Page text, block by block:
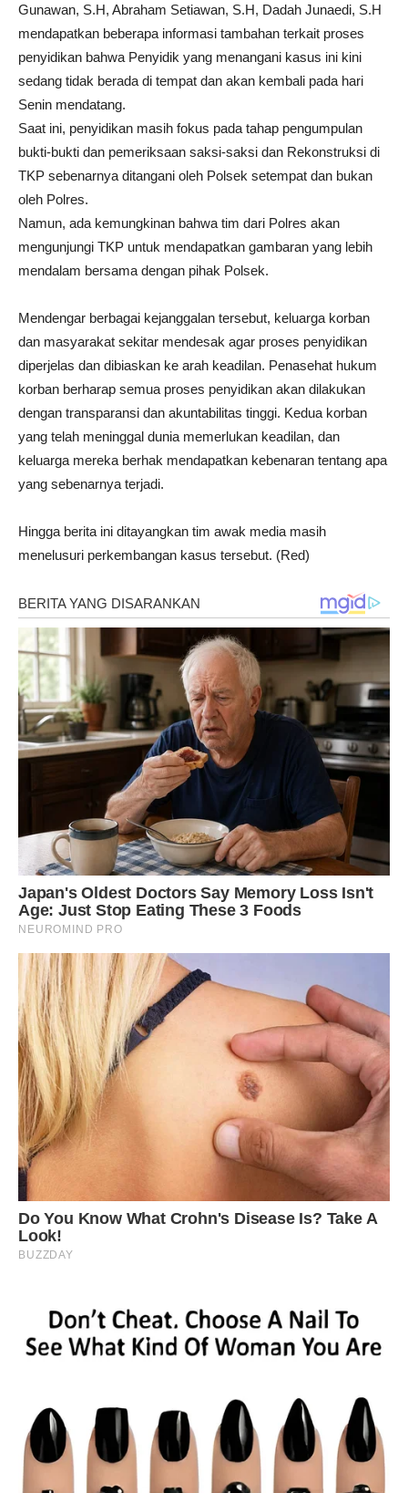
Gunawan, S.H, Abraham Setiawan, S.H, Dadah Junaedi, S.H
mendapatkan beberapa informasi tambahan terkait proses
penyidikan bahwa Penyidik yang menangani kasus ini kini
sedang tidak berada di tempat dan akan kembali pada hari
Senin mendatang.
Saat ini, penyidikan masih fokus pada tahap pengumpulan
bukti-bukti dan pemeriksaan saksi-saksi dan Rekonstruksi di
TKP sebenarnya ditangani oleh Polsek setempat dan bukan
oleh Polres.
Namun, ada kemungkinan bahwa tim dari Polres akan
mengunjungi TKP untuk mendapatkan gambaran yang lebih
mendalam bersama dengan pihak Polsek.
Mendengar berbagai kejanggalan tersebut, keluarga korban
dan masyarakat sekitar mendesak agar proses penyidikan
diperjelas dan dibiaskan ke arah keadilan. Penasehat hukum
korban berharap semua proses penyidikan akan dilakukan
dengan transparansi dan akuntabilitas tinggi. Kedua korban
yang telah meninggal dunia memerlukan keadilan, dan
keluarga mereka berhak mendapatkan kebenaran tentang apa
yang sebenarnya terjadi.
Hingga berita ini ditayangkan tim awak media masih
menelusuri perkembangan kasus tersebut. (Red)